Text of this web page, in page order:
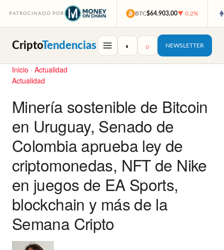
PATROCINADO POR BTC$64.903,00▼ 0,2%
CriptoTendencias ◐ ⌕ NEWSLETTER
Inicio · Actualidad
Actualidad
Minería sostenible de Bitcoin
en Uruguay, Senado de
Colombia aprueba ley de
criptomonedas, NFT de Nike
en juegos de EA Sports,
blockchain y más de la
Semana Cripto